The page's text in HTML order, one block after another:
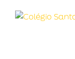
para